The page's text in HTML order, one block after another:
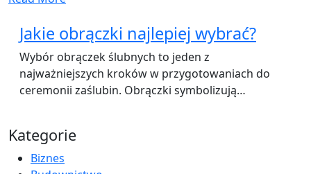
Jakie obrączki najlepiej wybrać?
Wybór obrączek ślubnych to jeden z
najważniejszych kroków w przygotowaniach do
ceremonii zaślubin. Obrączki symbolizują…
Kategorie
Biznes